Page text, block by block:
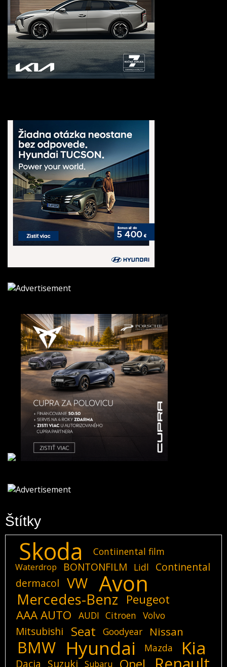
Štítky
Skoda Contiinental film
Waterdrop BONTONFILM Lidl
Continental
dermacol
VW Avon
Mercedes-Benz
Peugeot
AAA AUTO
AUDI Citroen Volvo
Mitsubishi Seat Goodyear Nissan
BMW Hyundai Mazda Kia
Dacia Suzuki Subaru Opel